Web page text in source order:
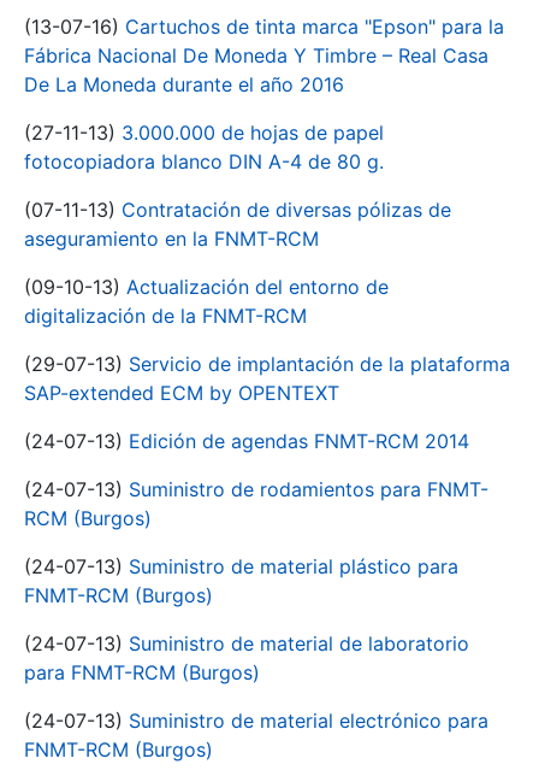
(13-07-16) Cartuchos de tinta marca "Epson" para la
Fábrica Nacional De Moneda Y Timbre – Real Casa
De La Moneda durante el año 2016
(27-11-13) 3.000.000 de hojas de papel
fotocopiadora blanco DIN A-4 de 80 g.
(07-11-13) Contratación de diversas pólizas de
aseguramiento en la FNMT-RCM
(09-10-13) Actualización del entorno de
digitalización de la FNMT-RCM
(29-07-13) Servicio de implantación de la plataforma
SAP-extended ECM by OPENTEXT
(24-07-13) Edición de agendas FNMT-RCM 2014
(24-07-13) Suministro de rodamientos para FNMT-
RCM (Burgos)
(24-07-13) Suministro de material plástico para
FNMT-RCM (Burgos)
(24-07-13) Suministro de material de laboratorio
para FNMT-RCM (Burgos)
(24-07-13) Suministro de material electrónico para
FNMT-RCM (Burgos)